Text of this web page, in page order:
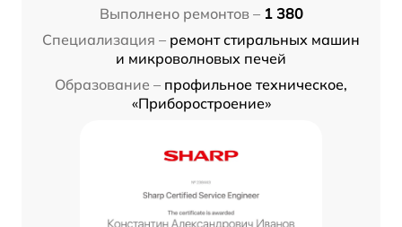
Выполнено ремонтов – 1 380
Специализация – ремонт стиральных машин
и микроволновых печей
Образование – профильное техническое,
«Приборостроение»